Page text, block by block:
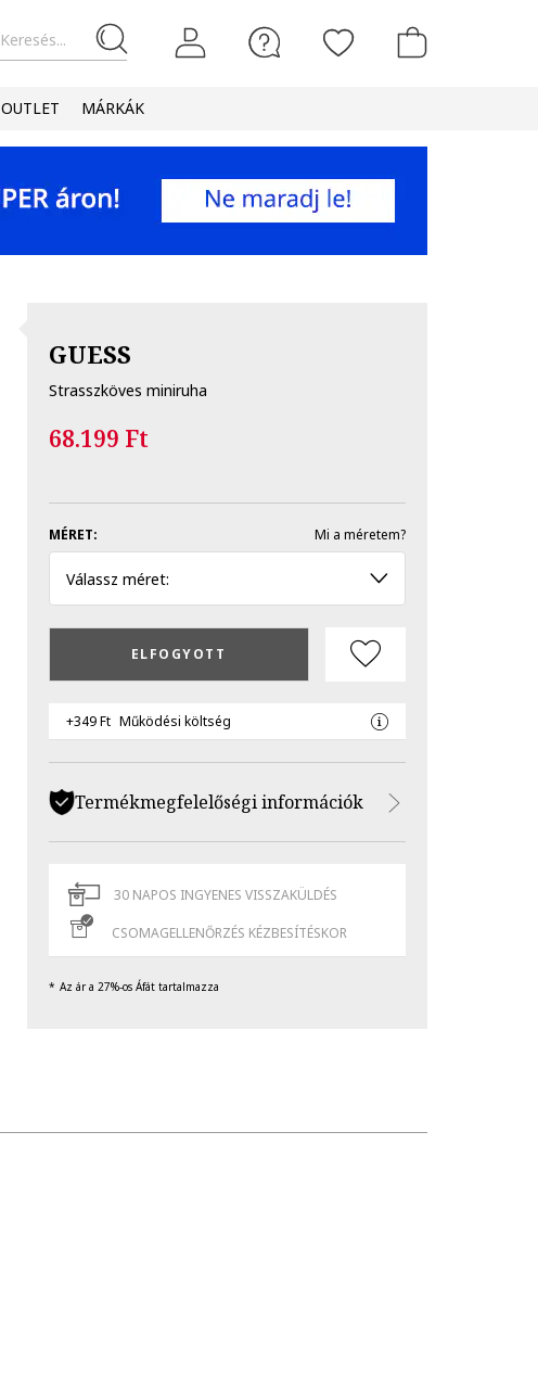
Keresés...
OUTLET MÁRKÁK
GUESS
Strasszköves miniruha
68.199 Ft
MÉRET: Mi a méretem?
Válassz méret:
ELFOGYOTT
+349 Ft Működési költség
Termékmegfelelőségi információk
30 NAPOS INGYENES VISSZAKÜLDÉS
CSOMAGELLENŐRZÉS KÉZBESÍTÉSKOR
Az ár a 27%-os Áfát tartalmazza